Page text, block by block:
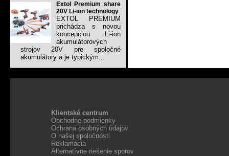
Extol Premium share
20V Li-ion technology
EXTOL PREMIUM
prichádza s novou
koncepciou Li-ion
akumulátorových
strojov 20V pre spoločné
akumulátory a je typickým...
Klientské centrum
Obchodne podmienky
Ochrana osobných údajov
O našej spoločnosti
Reklamácia
Alternatívne riešenie sporov